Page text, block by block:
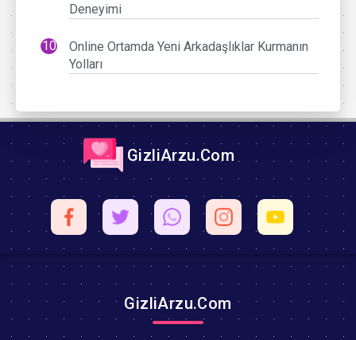
Deneyimi
Online Ortamda Yeni Arkadaşlıklar Kurmanın
Yolları
GizliArzu.Com
GizliArzu.Com